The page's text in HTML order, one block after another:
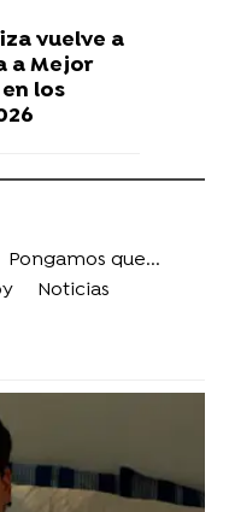
vuelve a
a Mejor
los
Pongamos que...
Noticias